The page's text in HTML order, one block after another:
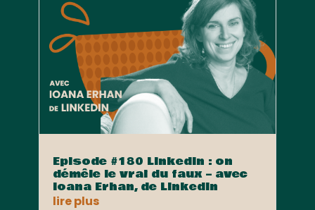
Episode #180 LinkedIn : on
démêle le vrai du faux – avec
Ioana Erhan, de LinkedIn
lire plus